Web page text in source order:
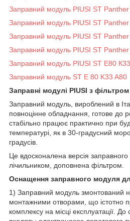
Заправний модуль PIUSI ST
Заправний модуль PIUSI ST
Заправний модуль PIUSI ST
Заправний модуль PIUSI ST
Заправний модуль PIUSI ST E80 К33
Заправний модуль ST E 80 K33 A80
Заправні модулі PIUSI з фільтром
Заправний модуль, вироблений в
повноцінне обладнання, готове до
стабільно працює практично при
температурі, як в 30-градусний
градусів.
Це вдосконалена версія
лічильником, доповнена фільтром.
Оснащення заправного модуля
1) Заправний модуль змонтований
монтажними отворами, що істотно
комплексу на місці експлуатації.